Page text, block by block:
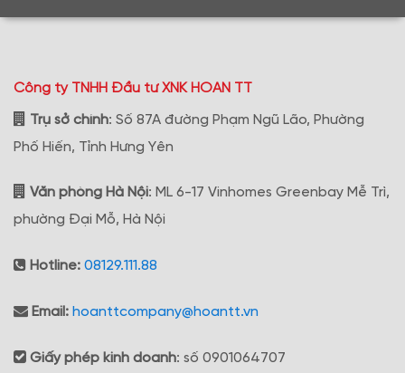
Công ty TNHH Đầu tư XNK HOAN TT
Trụ sở chính: Số 87A đường Phạm Ngũ Lão, Phường
Phố Hiến, Tỉnh Hưng Yên
Văn phòng Hà Nội: ML 6-17 Vinhomes Greenbay Mễ Trì,
phường Đại Mỗ, Hà Nội
Hotline: 08129.111.88
Email: hoanttcompany@hoantt.vn
Giấy phép kinh doanh: số 0901064707